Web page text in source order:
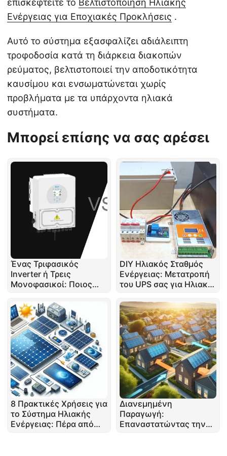
επισκεφτείτε το Βελτιστοποίηση Ηλιακής
Ενέργειας για Εποχιακές Προκλήσεις .
Αυτό το σύστημα εξασφαλίζει αδιάλειπτη
τροφοδοσία κατά τη διάρκεια διακοπών
ρεύματος, βελτιστοποιεί την αποδοτικότητα
καυσίμου και ενσωματώνεται χωρίς
προβλήματα με τα υπάρχοντα ηλιακά
συστήματα.
Μπορεί επίσης να σας αρέσει
Ένας Τριφασικός
Inverter ή Τρεις
Μονοφασικοί: Ποιος
DIY Ηλιακός Σταθμός
Ενέργειας: Μετατροπή
του UPS σας για Ηλιακή
8 Πρακτικές Χρήσεις για
το Σύστημα Ηλιακής
Ενέργειας: Πέρα από
Διανεμημένη
Παραγωγή:
Επαναστατώντας την